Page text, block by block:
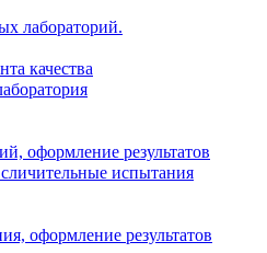
лабораторий.
качества
оформление результатов
испытания
оформление результатов